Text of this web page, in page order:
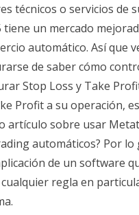
técnicos o servicios de
un mercado
automático. Así que
de saber cómo
Stop Loss y Take
Profit a su operación,
artículo sobre usar
automáticos? Por
de un software
cualquier regla en